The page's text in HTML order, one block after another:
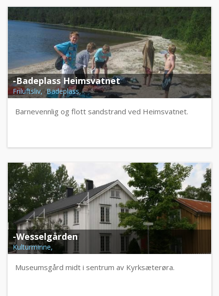
-Badeplass Heimsvatnet
Friluftsliv, Badeplass,
Barnevennlig og flott sandstrand ved Heimsvatnet.
-Wesselgården
Kulturminne,
Museumsgård midt i sentrum av Kyrksæterøra.